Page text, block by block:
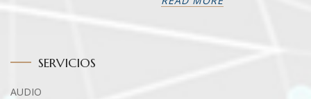
SERVICIOS
AUDIO